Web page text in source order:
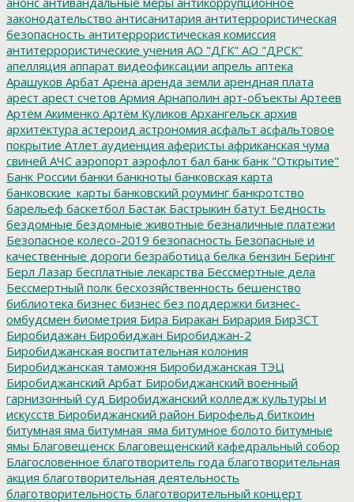
законодательство антисанитария антитеррористическая
безопасность антитеррористическая комиссия
антитеррористические учения АО "ДГК" АО "ДРСК"
апелляция аппарат видеофиксации апрель аптека
Арашуков Арбат Арена аренда земли арендная плата
арест арест счетов Армия Арнаполин арт-объекты Артеев
Артём Акименко Артём Куликов Архангельск архив
архитектура астероид астрономия асфальт асфальтовое
покрытие Атлет аудиенция аферисты африканская чума
свиней АЧС аэропорт аэрофлот бал банк банк "Открытие"
Банк России банки банкноты банковская карта
банковские_карты банковский роуминг банкротство
барельеф баскетбол Бастак Бастрыкин батут Бедность
бездомные бездомные животные безналичные платежи
Безопасное колесо-2019 безопасность Безопасные и
качественные дороги безработица белка бензин Беринг
Берл Лазар бесплатные лекарства Бессмертные дела
Бессмертный полк бесхозяйственность бешенство
библиотека бизнес бизнес без поддержки бизнес-
омбудсмен биометрия Бира Биракан Бирария БирЗСТ
Биробидажан Биробиджан Биробиджан-2
Биробиджанская воспитательная колония
Биробиджанская таможня Биробиджанская ТЭЦ
Биробиджанский Арбат Биробиджанский военный
гарнизонный суд Биробиджанский колледж культуры и
искусств Биробиджанский район Бирофельд биткоин
битумная яма битумная_яма битумное болото битумные
ямы Благовещенск Благовещенский кафедральный собор
Благословенное благотворитель года благотворительная
акция благотворительная деятельность
благотворительность благотворительный концерт